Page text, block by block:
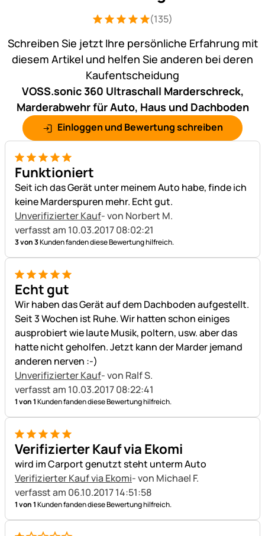
Bewertung: 5 von 5 (135 Bewertungen)
135 Bewertungen
(135)
Schreiben Sie jetzt Ihre persönliche Erfahrung mit
diesem Artikel und helfen Sie anderen bei deren
Kaufentscheidung
VOSS.sonic 360 Ultraschall Marderschreck,
Marderabwehr für Auto, Haus und Dachboden
Einloggen und Bewertung schreiben
5 von 5
Funktioniert
Seit ich das Gerät unter meinem Auto habe, finde ich
keine Marderspuren mehr. Echt gut.
Unverifizierter Kauf- von Norbert M.
verfasst am 10.03.2017 08:02:21
3 von 3Kunden fanden diese Bewertung hilfreich.
5 von 5
Echt gut
Wir haben das Gerät auf dem Dachboden aufgestellt.
Seit 3 Wochen ist Ruhe. Wir hatten schon einiges
ausprobiert wie laute Musik, poltern, usw. aber das
hatte nicht geholfen. Jetzt kann der Marder jemand
anderen nerven :-)
Unverifizierter Kauf- von Ralf S.
verfasst am 10.03.2017 08:22:41
1 von 1Kunden fanden diese Bewertung hilfreich.
5 von 5
Verifizierter Kauf via Ekomi
wird im Carport genutzt steht unterm Auto
Verifizierter Kauf via Ekomi- von Michael F.
verfasst am 06.10.2017 14:51:58
1 von 1Kunden fanden diese Bewertung hilfreich.